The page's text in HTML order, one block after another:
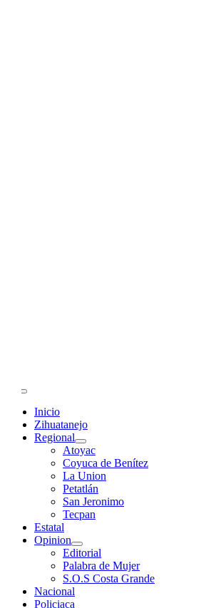
Primary
MenuInicio
Zihuatanejo
Regional
Atoyac
Coyuca de Benítez
La Union
Petatlán
San Jeronimo
Tecpan
Estatal
Opinion
Editorial
Palabra de Mujer
S.O.S Costa Grande
Nacional
Policiaca